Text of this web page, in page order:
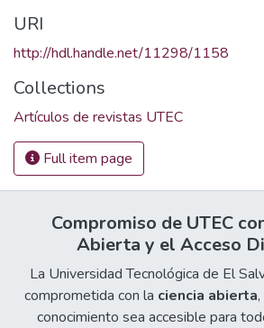
URI
http://hdl.handle.net/11298/1158
Collections
Artículos de revistas UTEC
Full item page
Compromiso de UTEC
Abierta y el Acceso
La Universidad Tecnológica de El
comprometida con la ciencia abierta
conocimiento sea accesible para